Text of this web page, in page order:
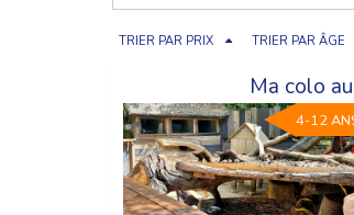
Paris (75) :
voies ferrées, Paris
Selon les destinations,
Sud-Est) etParis
Paris est aussi une ville
TRIER PAR PRIX TRIER PAR ÂGE
Ma colo
4-12